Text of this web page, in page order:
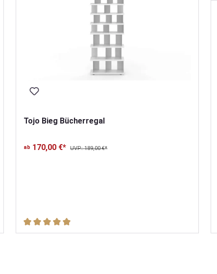
Tojo Bieg Bücherregal
ab 170,00 €* UVP: 189,00 €*
Durchschnittliche Bewertung von 5 von 5 Sternen